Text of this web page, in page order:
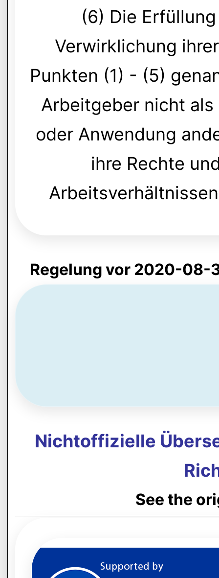
(6) Die
Verwirklichung
Punkten (1) - (5)
Arbeitgeber nicht
oder Anwendung
ihre Rechte
Regelung vor 2020-08-
Nichtoffizielle
See the